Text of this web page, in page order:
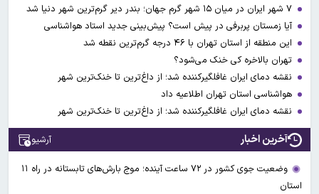
آیا زمستان پربرفی در پیش است؟ پیش‌بینی جدید استاد هواشناسی
این منطقه از استان تهران با ۴۶ درجه گرم‌ترین نقطه شد
تهران بالاخره کی خنک می‌شود؟
نقشه دمای ایران غافلگیرکننده شد؛ از داغ‌ترین تا خنک‌ترین شهر
هواشناسی استان تهران اطلاعیه داد
نقشه دمای ایران غافلگیرکننده شد؛ از داغ‌ترین تا خنک‌ترین شهر
آخرین اخبار آرشیو
وضعیت جوی کشور در ۷۲ ساعت آینده؛ موج بارش‌های تابستانه در راه ۱۱
استان